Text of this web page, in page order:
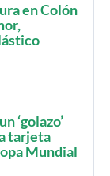
en Colón
‘golazo’
tarjeta
Mundial